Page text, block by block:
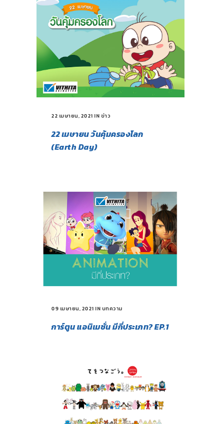
22 เมษายน, 2021 IN ข่าว
22 เมษายน วันคุ้มครองโลก
(Earth Day)
09 เมษายน, 2021 IN บทความ
การ์ตูน แอนิเมชั่น มีกี่ประเภท? EP.1